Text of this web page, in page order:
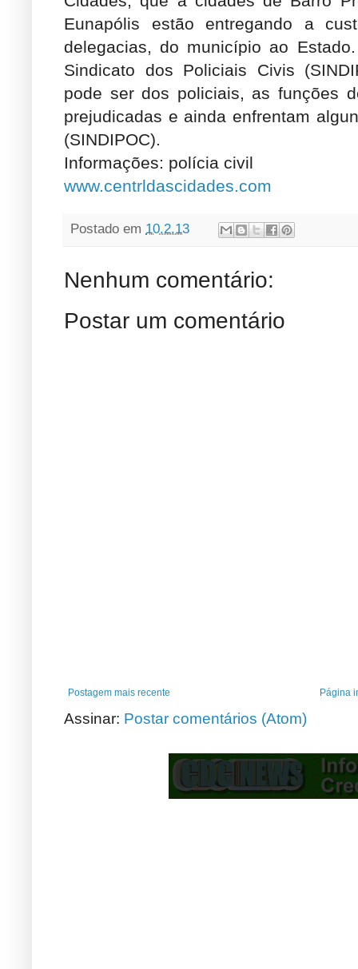
Eunapólis estão entregando a
delegacias, do município ao
Sindicato dos Policiais Civis
pode ser dos policiais, as funções
prejudicadas e ainda enfrentam
(SINDIPOC).
Informações: polícia civil
www.centrldascidades.com
Postado em 10.2.13
Nenhum comentário:
Postar um comentário
Postagem mais recente Página
Assinar: Postar comentários (Atom)